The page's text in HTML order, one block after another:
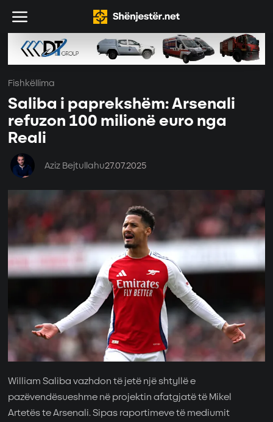
Fishkëllima
Saliba i paprekshëm: Arsenali
refuzon 100 milionë euro nga
Reali
Aziz Bejtullahu27.07.2025
William Saliba vazhdon të jetë një shtyllë e
pazëvendësueshme në projektin afatgjatë të Mikel
Artetës te Arsenali. Sipas raportimeve të mediumit